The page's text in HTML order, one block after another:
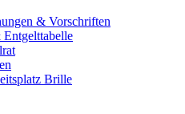
& Vorschriften
Brille